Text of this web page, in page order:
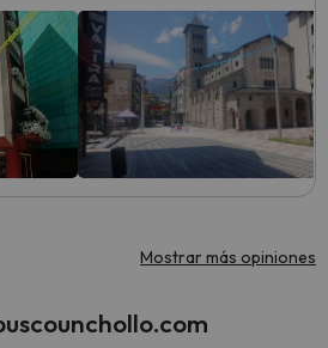
Mostrar más opiniones